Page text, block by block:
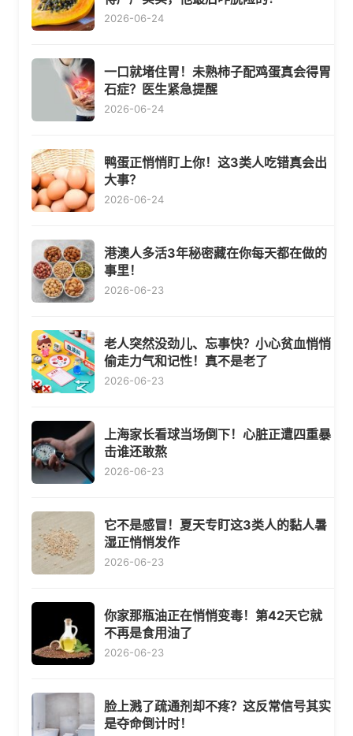
2026-06-24
一口就堵住胃！未熟柿子配鸡蛋真会得胃
石症？医生紧急提醒
2026-06-24
鸭蛋正悄悄盯上你！这3类人吃错真会出
大事？
2026-06-24
港澳人多活3年秘密藏在你每天都在做的
事里！
2026-06-23
老人突然没劲儿、忘事快？小心贫血悄悄
偷走力气和记性！真不是老了
2026-06-23
上海家长看球当场倒下！心脏正遭四重暴
击谁还敢熬
2026-06-23
它不是感冒！夏天专盯这3类人的黏人暑
湿正悄悄发作
2026-06-23
你家那瓶油正在悄悄变毒！第42天它就
不再是食用油了
2026-06-23
脸上溅了疏通剂却不疼？这反常信号其实
是夺命倒计时！